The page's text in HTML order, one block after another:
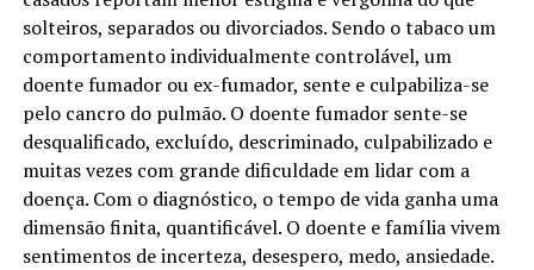
solteiros, separados ou divorciados. Sendo o tabaco um
comportamento individualmente controlável, um
doente fumador ou ex-fumador, sente e culpabiliza-se
pelo cancro do pulmão. O doente fumador sente-se
desqualificado, excluído, descriminado, culpabilizado e
muitas vezes com grande dificuldade em lidar com a
doença. Com o diagnóstico, o tempo de vida ganha uma
dimensão finita, quantificável. O doente e família vivem
sentimentos de incerteza, desespero, medo, ansiedade.